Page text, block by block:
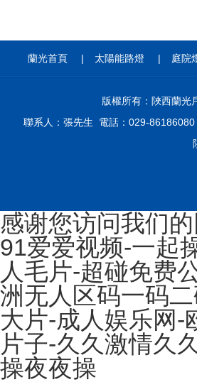
蘭光首頁 | 太陽能路燈 | 庭院
版權所有：陜西蘭
聯系人：張先生 電話：029-
感谢您访问我们
91爱爱视频-一起
人毛片-超碰免费
洲无人区码一码
大片-成人娱乐网-
片子-久久激情久
操夜夜操